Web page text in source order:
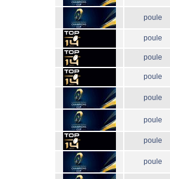
poule
poule
poule
poule
poule
poule
poule
poule